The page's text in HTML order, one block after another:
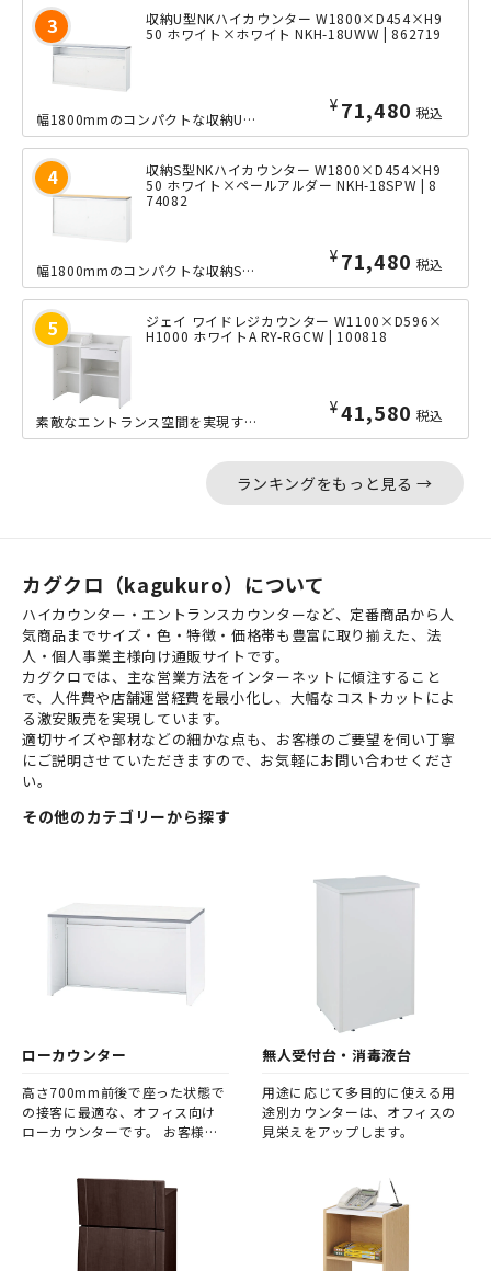
収納U型NKハイカウンター W1800×D454×H9
50 ホワイト×ホワイト NKH-18UWW | 862719
¥ 71,480 税込
幅1800mmのコンパクトな収納U型ハイカウンター。同サイズで2種類の収納タイプ...
収納S型NKハイカウンター W1800×D454×H9
50 ホワイト×ペールアルダー NKH-18SPW | 8
74082
¥ 71,480 税込
幅1800mmのコンパクトな収納S型ハイカウンター。同サイズで2種類の収納タイプ...
ジェイ ワイドレジカウンター W1100×D596×
H1000 ホワイトA RY-RGCW | 100818
¥41,580 税込
素敵なエントランス空間を実現する、「ジェイ」シリーズのワイドな横幅1099mmの...
ランキングをもっと見る →
カグクロ（kagukuro）について
ハイカウンター・エントランスカウンターなど、定番商品から人
気商品までサイズ・色・特徴・価格帯も豊富に取り揃えた、法
人・個人事業主様向け通販サイトです。
カグクロでは、主な営業方法をインターネットに傾注すること
で、人件費や店舗運営経費を最小化し、大幅なコストカットによ
る激安販売を実現しています。
適切サイズや部材などの細かな点も、お客様のご要望を伺い丁寧
にご説明させていただきますので、お気軽にお問い合わせくださ
い。
その他のカテゴリーから探す
ローカウンター
高さ700mm前後で座った状態で
の接客に最適な、オフィス向け
ローカウンターです。 お客様が
際に最適な高さです。
無人受付台・消毒液台
用途に応じて多目的に使える用
途別カウンターは、オフィスの
見栄えをアップします。